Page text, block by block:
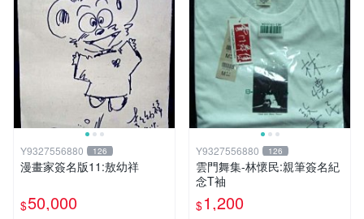
Y9327556880 126
漫畫家簽名版11:敖幼祥
$50,000
Y9327556880 126
雲門舞集-林懷民:親筆簽名紀
念T袖
$1,200